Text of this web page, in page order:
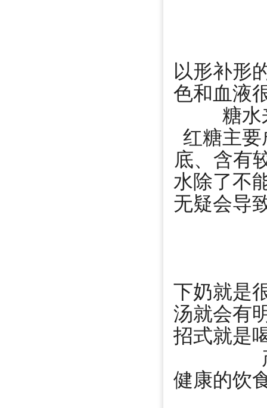
以形补形
色和血液
糖水
红糖主
底、含有
水除了不
无疑会导
下奶就是
汤就会有
招式就是
健康的饮